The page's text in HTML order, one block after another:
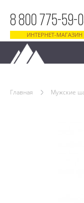
8 800 775-59-
ИНТЕРНЕТ-
Главная Мужские